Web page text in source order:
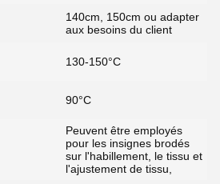
140cm, 150cm ou adapter
aux besoins du client
130-150°C
90°C
Peuvent être employés
pour les insignes brodés
sur l'habillement, le tissu et
l'ajustement de tissu,